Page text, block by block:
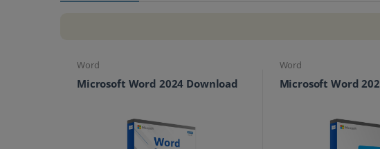
Word
Microsoft Word 2024 Download
Word
Microsoft Word